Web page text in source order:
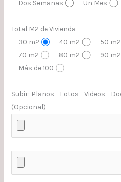
Dos Semanas Un Mes
Total M2 de Vivienda
30 m2
40 m2 50 m2
70 m2
80 m2 90 m2
Más de 100
Subir: Planos - Fotos - Videos -
(Opcional)